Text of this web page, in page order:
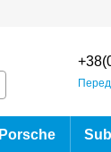
Porsche